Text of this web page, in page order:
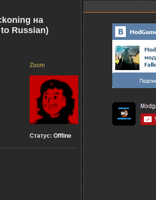
на
Russian)
Zoom
Статус: Offline